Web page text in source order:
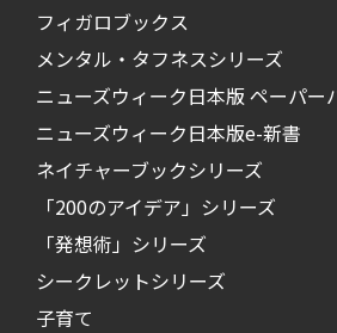
フィガロブックス
メンタル・タフネスシリーズ
ニューズウィーク日本版 ペーパー
ニューズウィーク日本版e-新書
ネイチャーブックシリーズ
「200のアイデア」シリーズ
「発想術」シリーズ
シークレットシリーズ
子育て